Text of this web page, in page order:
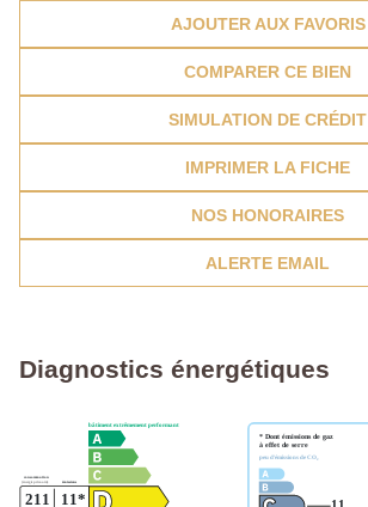
AJOUTER AUX FAVORIS
COMPARER CE BIEN
SIMULATION DE CRÉDIT
IMPRIMER LA FICHE
NOS HONORAIRES
ALERTE EMAIL
Diagnostics énergétiques